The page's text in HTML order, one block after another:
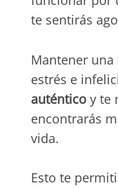
te sentirás
Mantener una
estrés e
auténticoy te
encontrarás
vida.
Esto te